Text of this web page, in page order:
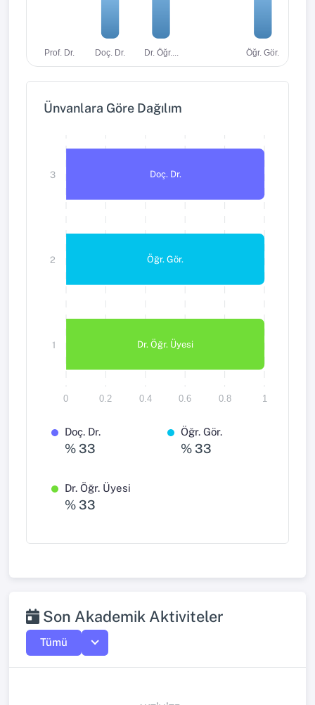
Prof. Dr. Doç. Dr. Dr. Öğr.... Öğr. Gör.
Ünvanlara Göre Dağılım
Doç. Dr.
Öğr. Gör.
Dr. Öğr. Üyesi
3
2
1
1
0.8
0.6
0.4
0.2
0
Doç. Dr.
% 33
Öğr. Gör.
% 33
Dr. Öğr. Üyesi
% 33
Son Akademik Aktiviteler
Tümü